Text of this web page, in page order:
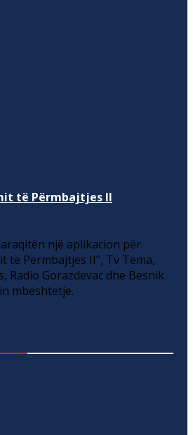
të Përmbajtjes II
një aplikacion për
të Përmbajtjes II”, Tv Tema,
Radio Gorazdevac dhe Besnik
mbështetje.